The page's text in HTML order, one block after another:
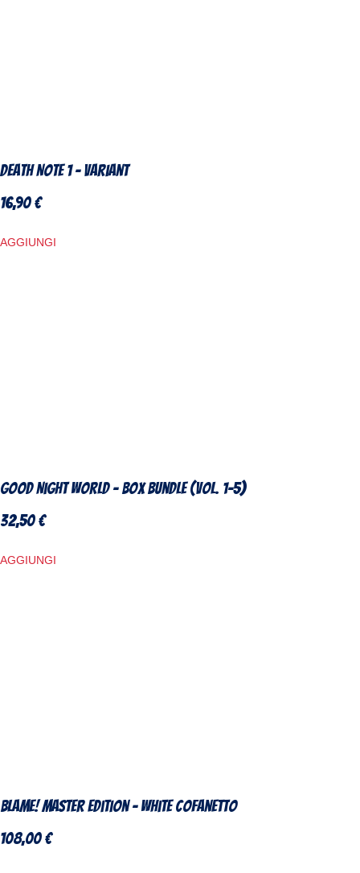
Death Note 1 – Variant
16,90€
AGGIUNGI
Good Night World – Box Bundle (Vol. 1-5)
32,50€
AGGIUNGI
Blame! Master Edition – White Cofanetto
108,00€